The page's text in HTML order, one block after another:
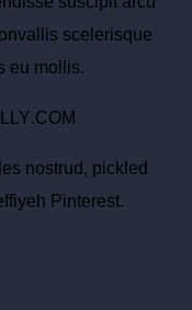
scelerisque
eu mollis.
nostrud, pickled
Pinterest.